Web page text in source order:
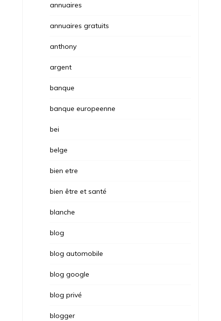
annuaires
annuaires gratuits
anthony
argent
banque
banque europeenne
bei
belge
bien etre
bien être et santé
blanche
blog
blog automobile
blog google
blog privé
blogger